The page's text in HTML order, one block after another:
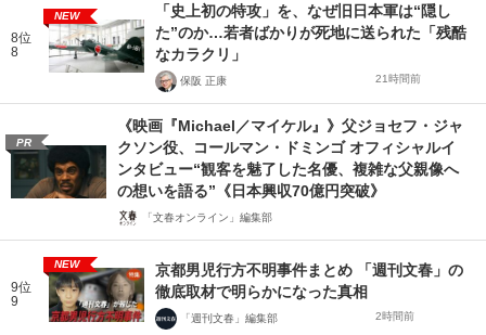
8位
8
NEW
「史上初の特攻」を、なぜ旧日本軍は“隠し
た”のか…若者ばかりが死地に送られた「残酷
なカラクリ」
保阪 正康 21時間前
PR
《映画『Michael／マイケル』》父ジョセフ・ジャ
クソン役、コールマン・ドミンゴ オフィシャルイ
ンタビュー“観客を魅了した名優、複雑な父親像へ
の想いを語る”《日本興収70億円突破》
「文春オンライン」編集部
9位
9
NEW
京都男児行方不明事件まとめ 「週刊文春」の
徹底取材で明らかになった真相
「週刊文春」編集部 2時間前